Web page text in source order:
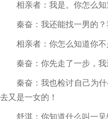
相亲者：我是。你怎么知
秦奋：我还能找一男的？
相亲者：你怎么知道你不
秦奋：你先走了一步，我
秦奋：我也检讨自己为什
去又是一女的！
舒淇：你知道什么叫一见